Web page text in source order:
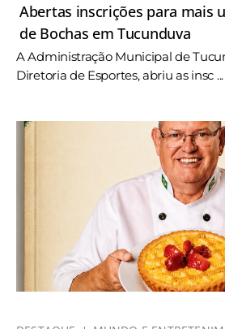
Abertas inscrições para mais
de Bochas em Tucunduva
A Administração Municipal de
Diretoria de Esportes, abriu as insc ...